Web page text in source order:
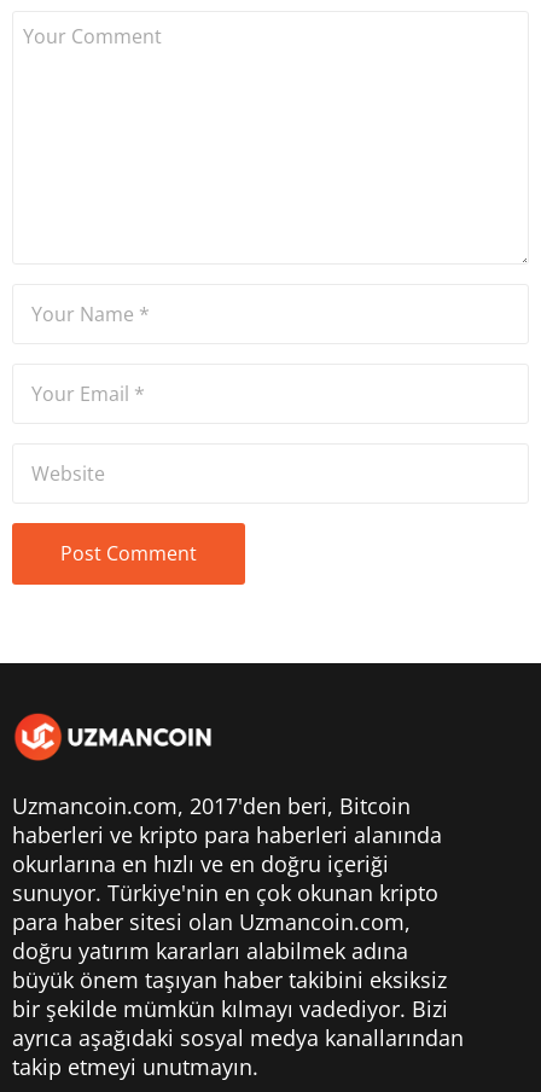
Uzmancoin.com, 2017'den beri, Bitcoin
haberleri ve kripto para haberleri alanında
okurlarına en hızlı ve en doğru içeriği
sunuyor. Türkiye'nin en çok okunan kripto
para haber sitesi olan Uzmancoin.com,
doğru yatırım kararları alabilmek adına
büyük önem taşıyan haber takibini eksiksiz
bir şekilde mümkün kılmayı vadediyor. Bizi
ayrıca aşağıdaki sosyal medya kanallarından
takip etmeyi unutmayın.